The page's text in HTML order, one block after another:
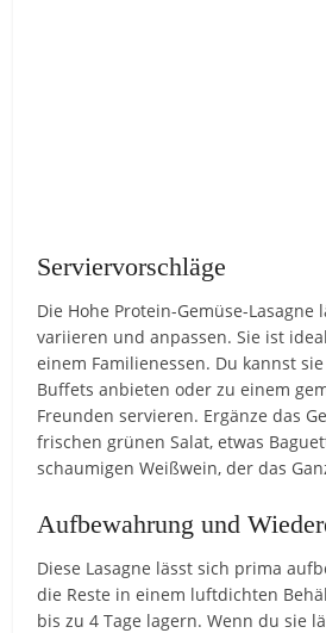
Serviervorschläge
Die Hohe Protein-Gemüse-
variieren und anpassen. Sie ist
einem Familienessen. Du kannst
Buffets anbieten oder zu einem
Freunden servieren. Ergänze das
frischen grünen Salat, etwas
schaumigen Weißwein, der das
Aufbewahrung und
Diese Lasagne lässt sich prima
die Reste in einem luftdichten
bis zu 4 Tage lagern. Wenn du sie